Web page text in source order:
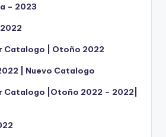
– 2023
Catalogo | Otoño 2022
| Nuevo Catalogo
Catalogo |Otoño 2022 – 2022|